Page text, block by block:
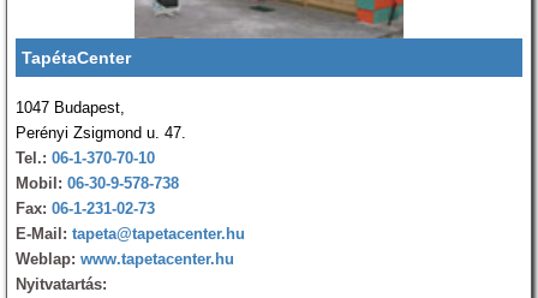
TapétaCenter
1047 Budapest,
Perényi Zsigmond u. 47.
Tel.: 06-1-370-70-10
Mobil: 06-30-9-578-738
Fax: 06-1-231-02-73
E-Mail: tapeta@tapetacenter.hu
Weblap: www.tapetacenter.hu
Nyitvatartás: